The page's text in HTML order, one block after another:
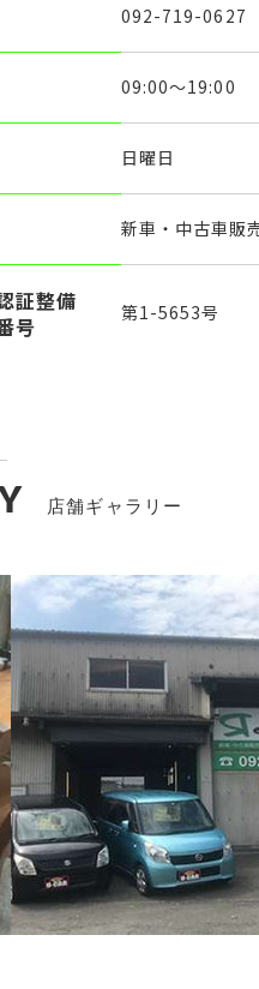
092-719-0627
09:00～19:00
日曜日
新車・中古車販
証整備
号
第1-5653号
店舗ギャラリー